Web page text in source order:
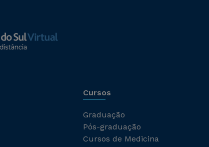
Cursos
Graduação
Pós-graduação
Cursos de Medicina